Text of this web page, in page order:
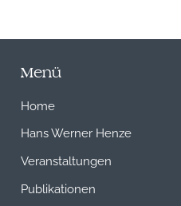
Menü
Home
Hans Werner Henze
Veranstaltungen
Publikationen